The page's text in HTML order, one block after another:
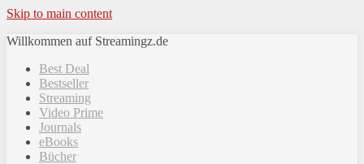
Skip to main content
Willkommen auf Streamingz.de
Best Deal
Bestseller
Streaming
Video Prime
Journals
eBooks
Bücher